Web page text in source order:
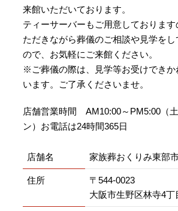
来館いただいております。
ティーサーバーもご用意しておりま
ただきながら葬儀のご相談や見学を
ので、お気軽にご来館ください。
※ご葬儀の際は、見学等お受けできか
います。ご了承くださいませ。
店舗営業時間 AM10:00～PM5:00（
ン）お電話は24時間365日
店舗名 家族葬おくりみ東部
住所
〒544-0023
大阪市生野区林寺4丁